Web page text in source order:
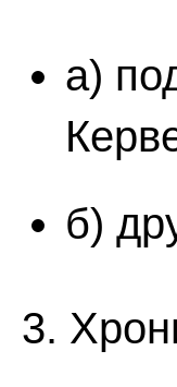
а)
б)
3.